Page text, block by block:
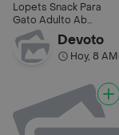
Lopets Snack Para
Gato Adulto Ab
Mariscos
Devoto
Hoy, 8 AM•